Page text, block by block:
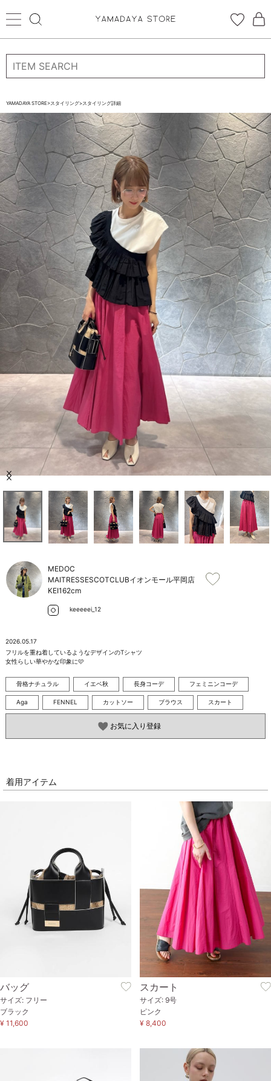
ログイン 新規会員登録
お気に入り
CATEGORYから探す
STORE BRAND・LABELから探す
すべての商品
新着商品
予約商品
セール商品
スタイリング
特集
ブランド一覧
店舗検索
ご利用ガイド/ヘルプ
YAMADAYA STORE>スタイリング>スタイリング詳細
Item
of
MEDOC
MAITRESSESCOTCLUBイオンモール平岡店
KEI162cm
keeeeei_12
2026.05.17
フリルを重ね着しているようなデザインのTシャツ
女性らしい華やかな印象に🩷
骨格ナチュラル イエベ秋 長身コーデ フェミニンコーデ
Aga FENNEL カットソー ブラウス スカート
お気に入り登録
着用アイテム
バッグ
サイズ: フリー
ブラック
¥ 11,600
スカート
サイズ: 9号
ピンク
¥ 8,400
ログイン